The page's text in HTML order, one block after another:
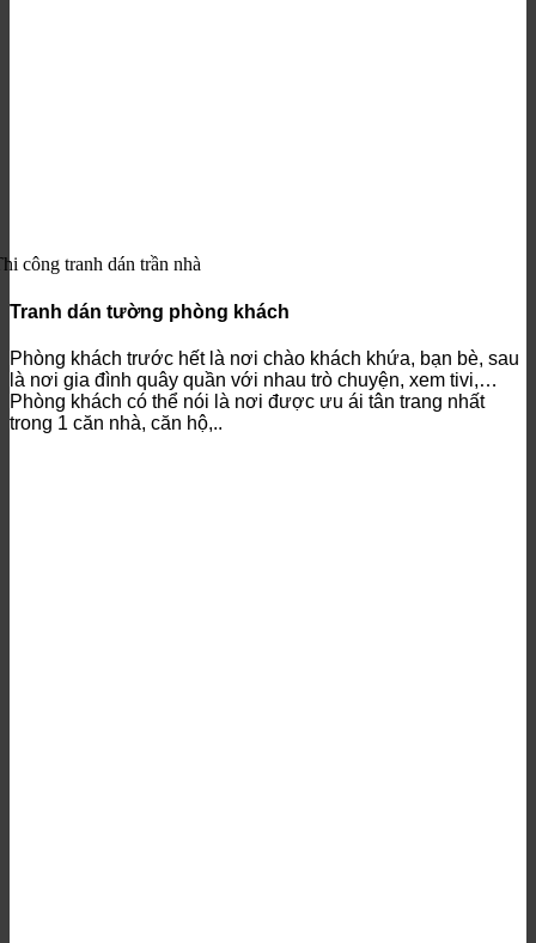
công tranh dán trần nhà
Tranh dán tường phòng khách
Phòng khách trước hết là nơi chào khách khứa, bạn bè, sau
là nơi gia đình quây quần với nhau trò chuyện, xem tivi,…
Phòng khách có thể nói là nơi được ưu ái tân trang nhất
trong 1 căn nhà, căn hộ,..